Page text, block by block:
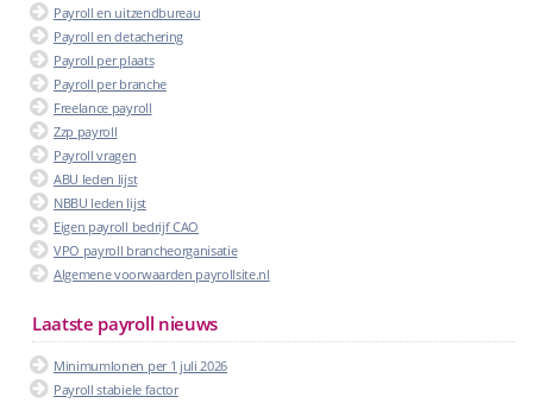
Payroll en uitzendbureau
Payroll en detachering
Payroll per plaats
Payroll per branche
Freelance payroll
Zzp payroll
Payroll vragen
ABU leden lijst
NBBU leden lijst
Eigen payroll bedrijf CAO
VPO payroll brancheorganisatie
Algemene voorwaarden payrollsite.nl
Laatste payroll nieuws
Minimumlonen per 1 juli 2026
Payroll stabiele factor